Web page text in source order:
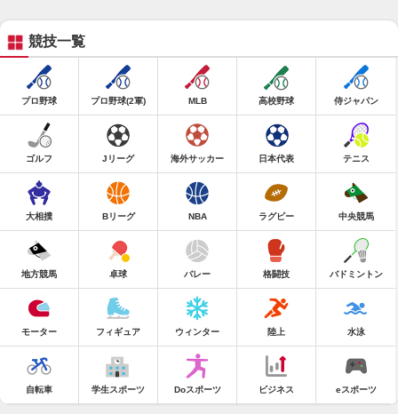
競技一覧
プロ野球 プロ野球(2軍) MLB 高校野球 侍ジャパン
ゴルフ Jリーグ 海外サッカー 日本代表 テニス
大相撲 Bリーグ NBA ラグビー 中央競馬
地方競馬 卓球 バレー 格闘技 バドミントン
モーター フィギュア ウィンター 陸上 水泳
自転車 学生スポーツ Doスポーツ ビジネス eスポーツ